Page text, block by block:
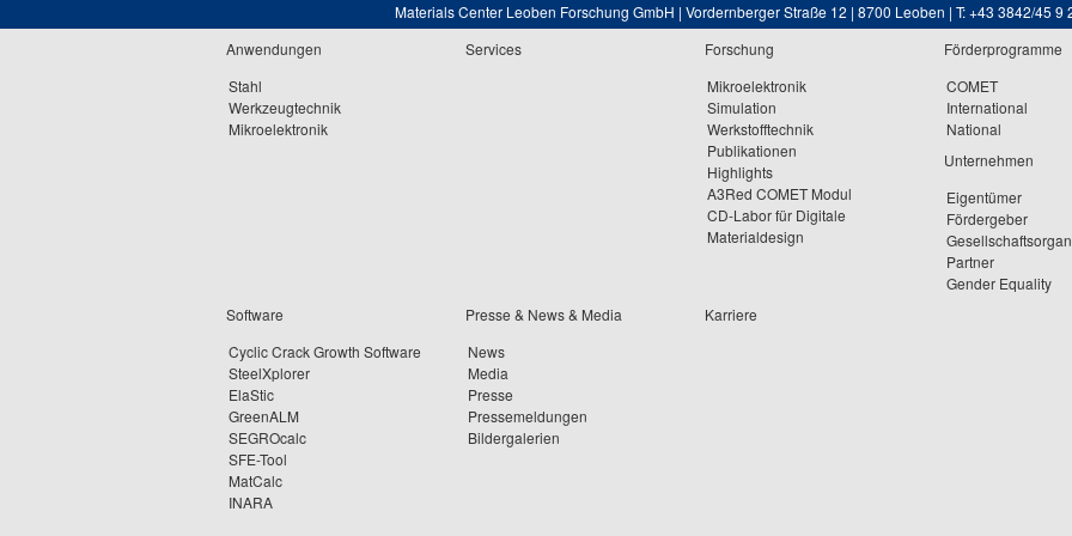
Materials Center Leoben Forschung GmbH | Vordernberger Straße 12 | 8700 Leoben | T: +43 3842/45 9
Anwendungen
Stahl
Werkzeugtechnik
Mikroelektronik
Services
Forschung
Mikroelektronik
Simulation
Werkstofftechnik
Publikationen
Highlights
A3Red COMET Modul
CD-Labor für Digitale
Materialdesign
Förderprogramme
COMET
International
National
Unternehmen
Eigentümer
Fördergeber
Partner
Gender Equality
Software
Cyclic Crack Growth Software
SteelXplorer
ElaStic
GreenALM
SEGROcalc
SFE-Tool
MatCalc
INARA
Presse & News & Media
News
Media
Presse
Pressemeldungen
Bildergalerien
Karriere